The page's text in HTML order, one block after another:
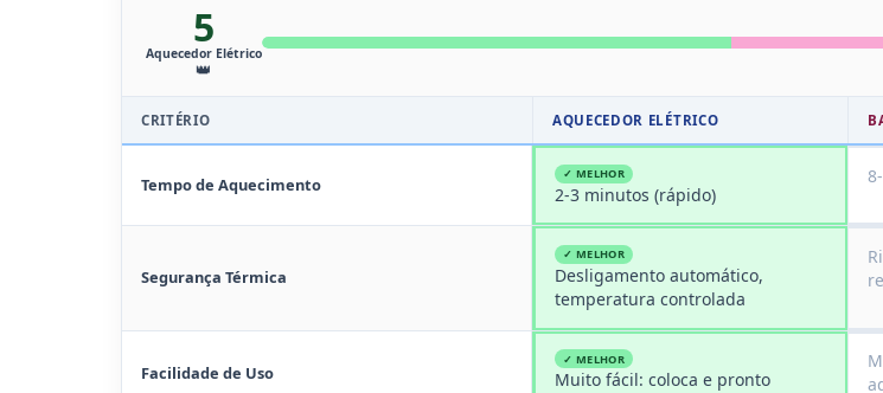
5
Aquecedor Elétrico
👑
CRITÉRIO AQUECEDOR ELÉTRICO
Tempo de Aquecimento
✓ MELHOR
2-3 minutos (rápido)
Segurança Térmica
✓ MELHOR
Desligamento automático,
temperatura controlada
Facilidade de Uso
✓ MELHOR
Muito fácil: coloca e pronto